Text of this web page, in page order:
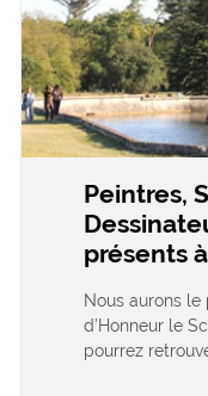
Peintres,
présents
Nous aurons le
d’Honneur le
pourrez